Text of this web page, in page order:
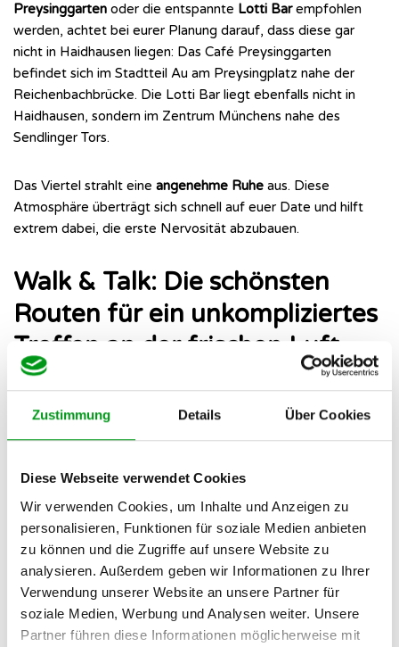
Zustimmung Details Über Cookies
Diese Webseite verwendet Cookies
Wir verwenden Cookies, um Inhalte und Anzeigen zu
personalisieren, Funktionen für soziale Medien anbieten
zu können und die Zugriffe auf unsere Website zu
analysieren. Außerdem geben wir Informationen zu Ihrer
Verwendung unserer Website an unsere Partner für
soziale Medien, Werbung und Analysen weiter. Unsere
Partner führen diese Informationen möglicherweise mit
Preysinggarten oder die entspannte Lotti Barempfohlen
werden, achtet bei eurer Planung darauf, dass diese gar
nicht in Haidhausen liegen: Das Café Preysinggarten
befindet sich im Stadtteil Au am Preysingplatz nahe der
Reichenbachbrücke. Die Lotti Bar liegt ebenfalls nicht in
Haidhausen, sondern im Zentrum Münchens nahe des
Sendlinger Tors.
Das Viertel strahlt eine angenehme Ruhe aus. Diese
Atmosphäre überträgt sich schnell auf euer Date und hilft
extrem dabei, die erste Nervosität abzubauen.
Walk & Talk: Die schönsten
Routen für ein unkompliziertes
Treffen an der frischen Luft
Druckaus einem ersten Treffen. Ihr müsst euch nicht
pausenlos in die Augen starren, was unangenehme
grüne Stadt und bietet traumhafte Kulissen für ein
Talk-Date.
✔️Der ruhige Nordteil des Englischen Gartens:Abseits der
Touristenströme am Eisbach bietet der nördliche Teil
perfekte Wege für ungestörte Gespräche.
✔️ Isarauen vom Flaucher südwärts:
Ein Spaziergang direkt